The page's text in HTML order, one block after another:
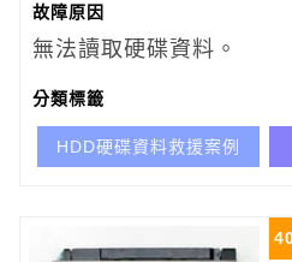
故障原因
無法讀取硬碟資料。
分類標籤
HDD硬碟資料救援案例